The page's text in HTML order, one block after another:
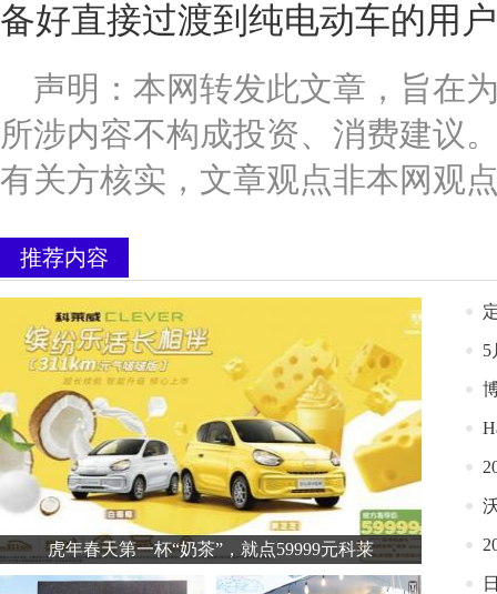
备好直接过渡到纯电动车的用
声明：本网转发此文章，旨在
所涉内容不构成投资、消费建议
有关方核实，文章观点非本网观
推荐内容
虎年春天第一杯“奶茶”，就点59999元科莱
5